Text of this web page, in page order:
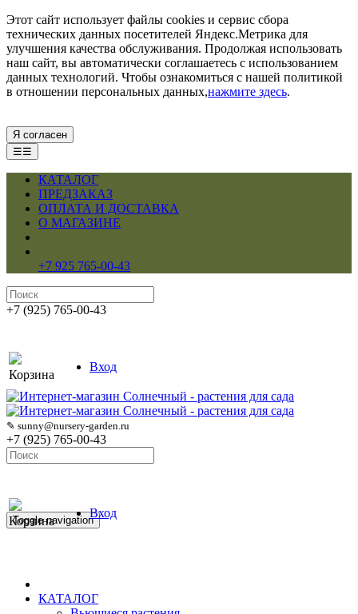
Этот сайт использует файлы cookies и сервис сбора
технических данных посетителей Яндекс.Метрика для
улучшения качества обслуживания. Продолжая использовать
наш сайт, вы автоматически соглашаетесь с использованием
данных технологий. Чтобы ознакомиться с нашей политикой
в отношении персональных данных,нажмите здесь.
Я согласен
☰☰
КАТАЛОГ
ПРЕДЗАКАЗ
ОПЛАТА И ДОСТАВКА
О МАГАЗИНЕ
+7 925 765-00-43
+7 (925) 765-00-43
Корзина
Вход
✎ sunny@nursery-garden.ru
+7 (925) 765-00-43
Корзина
Вход
Toggle navigation
КАТАЛОГ